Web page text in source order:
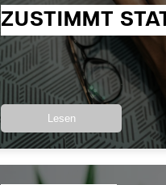
ZUSTIMMT
Lesen